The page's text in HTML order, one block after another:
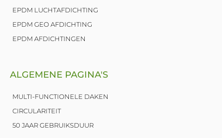
EPDM LUCHTAFDICHTING
EPDM GEO AFDICHTING
EPDM AFDICHTINGEN
ALGEMENE PAGINA'S
MULTI-FUNCTIONELE DAKEN
CIRCULARITEIT
50 JAAR GEBRUIKSDUUR